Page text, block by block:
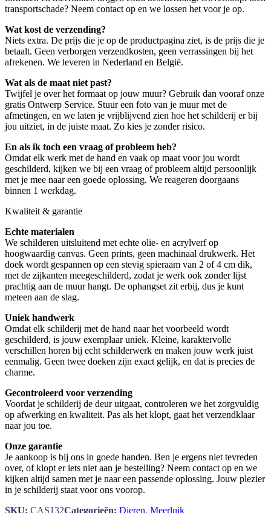
transportschade? Neem contact op en we lossen het voor je op.
Wat kost de verzending?
Niets extra. De prijs die je op de productpagina ziet, is de prijs die je
betaalt. Geen verborgen verzendkosten, geen verrassingen bij het
afrekenen. We leveren in Nederland en België.
Wat als de maat niet past?
Twijfel je over het formaat op jouw muur? Gebruik dan vooraf onze
gratis Ontwerp Service. Stuur een foto van je muur met de
afmetingen, en we laten je vrijblijvend zien hoe het schilderij er bij
jou uitziet, in de juiste maat. Zo kies je zonder risico.
En als ik toch een vraag of probleem heb?
Omdat elk werk met de hand en vaak op maat voor jou wordt
geschilderd, kijken we bij een vraag of probleem altijd persoonlijk
met je mee naar een goede oplossing. We reageren doorgaans
binnen 1 werkdag.
Kwaliteit & garantie
Echte materialen
We schilderen uitsluitend met echte olie- en acrylverf op
hoogwaardig canvas. Geen prints, geen machinaal drukwerk. Het
doek wordt gespannen op een stevig spieraam van 2 of 4 cm dik,
met de zijkanten meegeschilderd, zodat je werk ook zonder lijst
prachtig aan de muur hangt. De ophangset zit erbij, dus je kunt
meteen aan de slag.
Uniek handwerk
Omdat elk schilderij met de hand naar het voorbeeld wordt
geschilderd, is jouw exemplaar uniek. Kleine, karaktervolle
verschillen horen bij echt schilderwerk en maken jouw werk juist
eenmalig. Geen twee doeken zijn exact gelijk, en dat is precies de
charme.
Gecontroleerd voor verzending
Voordat je schilderij de deur uitgaat, controleren we het zorgvuldig
op afwerking en kwaliteit. Pas als het klopt, gaat het verzendklaar
naar jou toe.
Onze garantie
Je aankoop is bij ons in goede handen. Ben je ergens niet tevreden
over, of klopt er iets niet aan je bestelling? Neem contact op en we
kijken altijd samen met je naar een passende oplossing. Jouw plezier
in je schilderij staat voor ons voorop.
SKU: CAS132Categorieën: Dieren, Meerluik